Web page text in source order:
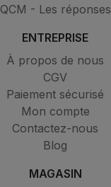
QCM - Les réponses
ENTREPRISE
À propos de nous
CGV
Paiement sécurisé
Mon compte
Contactez-nous
Blog
MAGASIN